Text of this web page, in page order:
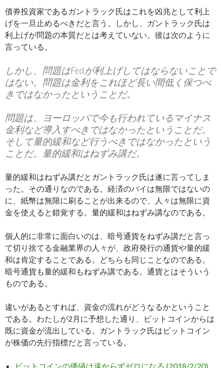
債券投資家であるガントラック氏はこれを凶兆として利上
げを一旦止めるべきだと言う。しかし、ガントラック氏は
利上げが問題の本質だとは考えていない。彼は次のように
言っている。
しかし、問題はFedが利上げしてはならないことで
はない。問題は金利をこれほど長い間低く保つべ
きではなかったということだ。
問題は、ヨーロッパで今も行われているマイナス
金利など導入すべきではなかったということだ。
そして量的緩和など行うべきではなかったという
ことだ。量的緩和はねずみ講だ。
量的緩和はねずみ講だとガントラック氏は遂に言ってしま
った。その通りなのである。経済のパイは無限ではないの
に、紙幣は無限に刷ることが出来るので、人々は無限に資
金を使えると錯覚する。量的緩和はねずみ講なのである。
個人的に非常に面白いのは、暗号通貨をねずみ講だと言っ
て切り捨てる金融業界の人々が、政府発行の通貨や量的緩
和は肯定することである。どちらも同じことなのである。
暗号通貨も量的緩和もねずみ講である。通貨とはそういう
ものである。
違いがあるとすれば、資金の流れがどうなるかということ
である。わたしが2月に予想した通り、ビットコインからは
既に資金が流出している。ガントラック氏はビットコイン
が株価の先行指標だと言っている。
ビットコインの価値は遠からずゼロになる (2018/2/20)